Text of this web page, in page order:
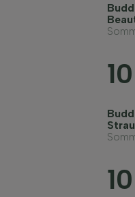
10
10